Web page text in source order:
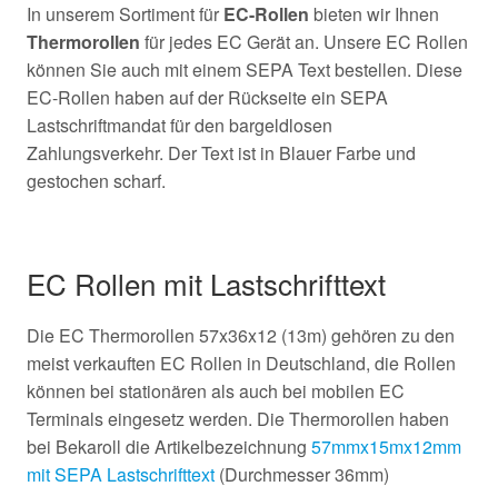
In unserem Sortiment für EC-Rollen bieten wir Ihnen
Thermorollen für jedes EC Gerät an. Unsere EC Rollen
können Sie auch mit einem SEPA Text bestellen. Diese
EC-Rollen haben auf der Rückseite ein SEPA
Lastschriftmandat für den bargeldlosen
Zahlungsverkehr. Der Text ist in Blauer Farbe und
gestochen scharf.
EC Rollen mit Lastschrifttext
Die EC Thermorollen 57x36x12 (13m) gehören zu den
meist verkauften EC Rollen in Deutschland, die Rollen
können bei stationären als auch bei mobilen EC
Terminals eingesetz werden. Die Thermorollen haben
bei Bekaroll die Artikelbezeichnung 57mmx15mx12mm
mit SEPA Lastschrifttext (Durchmesser 36mm)